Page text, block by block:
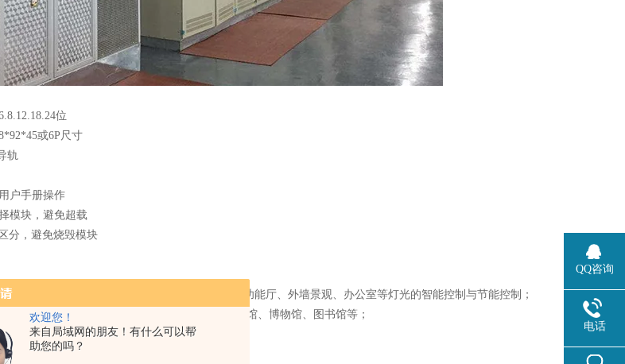
欢迎您！
来自局域网的朋友！有什么可以帮
助您的吗？
位
或6P尺寸
轨
户手册操作
模块，避免超载
分，避免烧毁模块
括走廊及公共区域、大厅、电梯厅、会议室、多功能厅、外墙景观、办公室等灯光的智能控制与节能控制；
场/体育馆、大型会议室、演播厅、影剧院、展览馆、博物馆、图书馆等；
会所、牌室等；
、三室两厅等住宅、精装修房、小区道路等；
QQ咨询
电话